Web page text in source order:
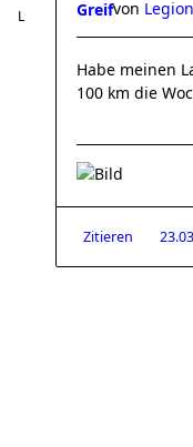
Greifvon Legion
Habe meinen
100 km die
Zitieren